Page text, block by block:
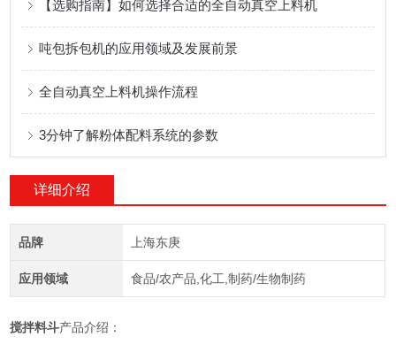
【选购指南】如何选择合适的全自动真空上料机
吨包拆包机的应用领域及发展前景
全自动真空上料机操作流程
3分钟了解粉体配料系统的参数
详细介绍
品牌 上海东庚
应用领域 食品/农产品,化工,制药/生物制药
搅拌料斗产品介绍：